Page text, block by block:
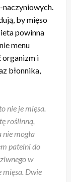
naczyniowych.
by mięso
powinna
menu
organizm i
błonnika,
nie je mięsa.
roślinną,
mogła
patelni do
w
mięsa. Dwie